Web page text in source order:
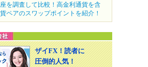
を調査して比較！高金利通貨を含
ペアのスワップポイントを紹介！
ザイFX！読者に
圧倒的人気！